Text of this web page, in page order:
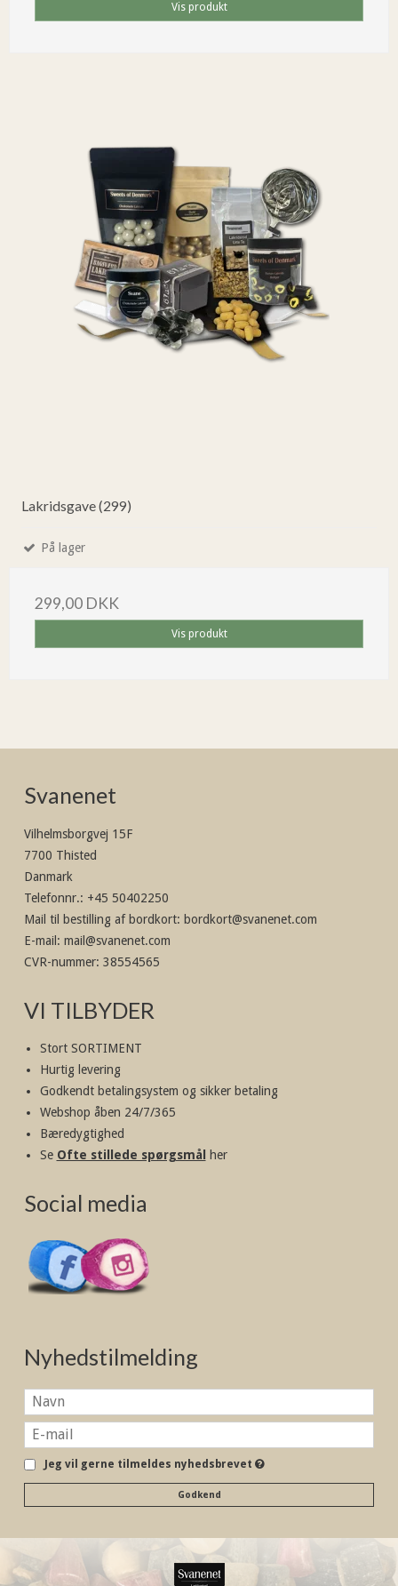
Vis produkt
Lakridsgave (299)
På lager
299,00 DKK
Vis produkt
Svanenet
Vilhelmsborgvej 15F
7700 Thisted
Danmark
Telefonnr.: +45 50402250
Mail til bestilling af bordkort: bordkort@svanenet.com
E-mail : mail@svanenet.com
CVR-nummer: 38554565
VI TILBYDER
Stort SORTIMENT
Hurtig levering
Godkendt betalingsystem og sikker betaling
Webshop åben 24/7/365
Bæredygtighed
Se Ofte stillede spørgsmål her
Social media
Nyhedstilmelding
Jeg vil gerne tilmeldes nyhedsbrevet
Godkend